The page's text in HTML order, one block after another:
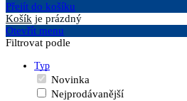
Přejít do košíku
Košík je prázdný
Otevřít menu
Filtrovat podle
Typ
Novinka
Nejprodávanější